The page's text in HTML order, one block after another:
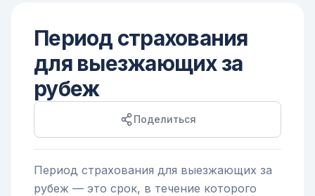
Период страхования
для выезжающих за
рубеж
Поделиться
Период страхования для выезжающих за
рубеж — это срок, в течение которого